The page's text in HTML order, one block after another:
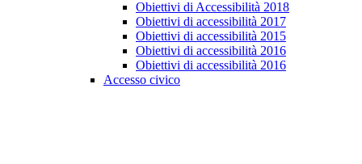
Obiettivi di Accessibilità 2018
Obiettivi di accessibilità 2017
Obiettivi di accessibilità 2015
Obiettivi di accessibilità 2016
Obiettivi di accessibilità 2016
Accesso civico